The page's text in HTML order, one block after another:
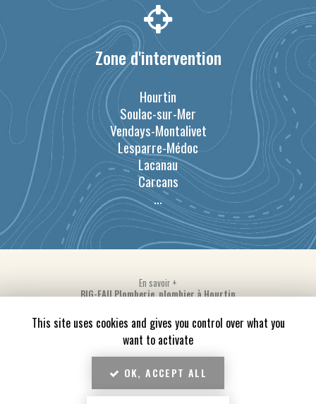
Zone d'intervention
Hourtin
Soulac-sur-Mer
Vendays-Montalivet
Lesparre-Médoc
Lacanau
Carcans
...
En savoir +
BIG-EAU Plomberie
Notre savoir-faire : Plombier à Hourtin
BIG-EAU Plomberie, plombier à Hourtin
Création et référencement de site Internet
Demande de Devis
10
This site uses cookies and gives you control over what you
want to activate
OK, ACCEPT ALL